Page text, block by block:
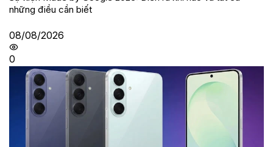
những điều cần biết
08/08/2026
0